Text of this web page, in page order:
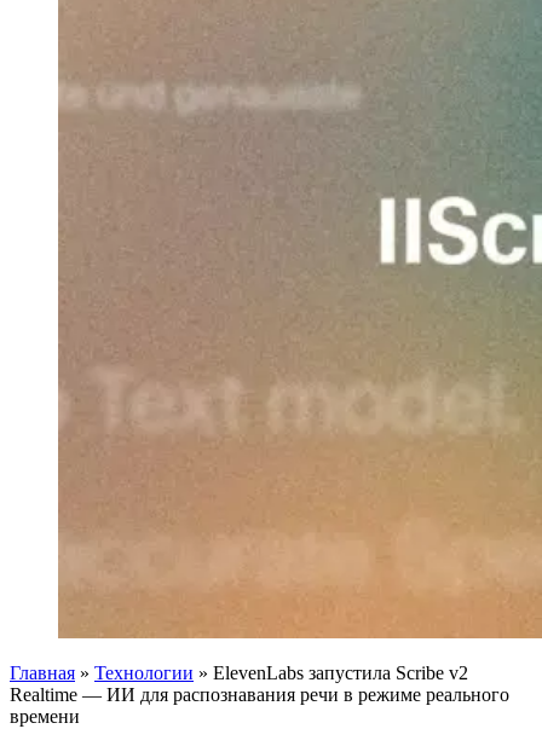
Главная » Технологии » ElevenLabs запустила Scribe v2
Realtime — ИИ для распознавания речи в режиме реального
времени